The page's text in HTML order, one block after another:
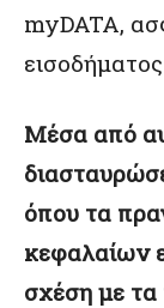
myDATA,
Μέσα από
όπου τα
κεφαλαίων
σχέση με